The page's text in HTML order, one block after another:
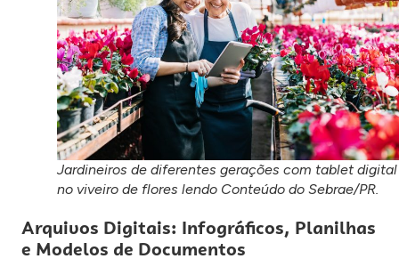
Jardineiros de diferentes gerações com tablet digital
no viveiro de flores lendo Conteúdo do Sebrae/PR.
Arquivos Digitais: Infográficos, Planilhas
e Modelos de Documentos